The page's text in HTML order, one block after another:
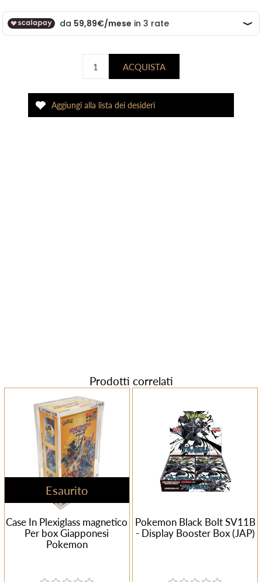
Prodotti correlati
Esaurito
Case In Plexiglass magnetico
Per box Giapponesi
Pokemon
Pokemon Black Bolt SV11B
- Display Booster Box (JAP)